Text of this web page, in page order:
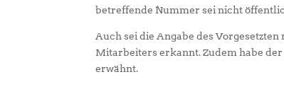
betreffende Nummer sei nicht
Auch sei die Angabe des
Mitarbeiters erkannt. Zudem habe
erwähnt.